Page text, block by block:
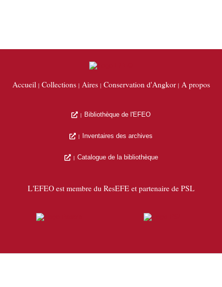
Accueil Collections Aires Conservation d'Angkor A propos
Bibliothèque de l'EFEO
Inventaires des archives
Catalogue de la bibliothèque
L'EFEO est membre du ResEFE et partenaire de PSL